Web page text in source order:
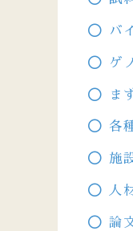
バ
ゲ
ま
各
施
人
論